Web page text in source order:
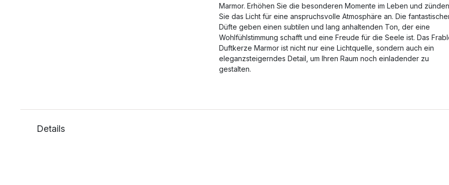
Marmor. Erhöhen Sie die besonderen Momente im Leben und zünden
Sie das Licht für eine anspruchsvolle Atmosphäre an. Die
Düfte geben einen subtilen und lang anhaltenden Ton, der eine
Wohlfühlstimmung schafft und eine Freude für die Seele ist. Das
Duftkerze Marmor ist nicht nur eine Lichtquelle, sondern auch ein
eleganzsteigerndes Detail, um Ihren Raum noch einladender zu
gestalten.
Details